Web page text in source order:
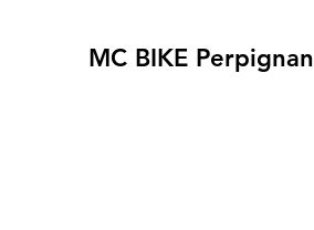
MC BIKE Perpignan